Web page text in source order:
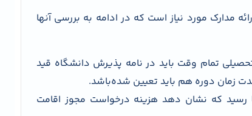
مدارک مورد نیاز است که در ادامه به بررسی آنها
تمام وقت باید در نامه پذیرش دانشگاه قید
زمان دوره هم باید تعیین شده‌باشد.
رسید که نشان دهد هزینه درخواست مجوز اقامت